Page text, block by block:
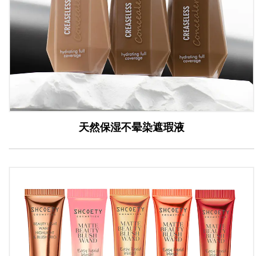
天然保湿不晕染遮瑕液